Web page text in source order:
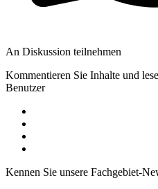
An Diskussion teilnehmen
Kommentieren Sie Inhalte und
Benutzer
Kennen Sie unsere Fachgebiet-